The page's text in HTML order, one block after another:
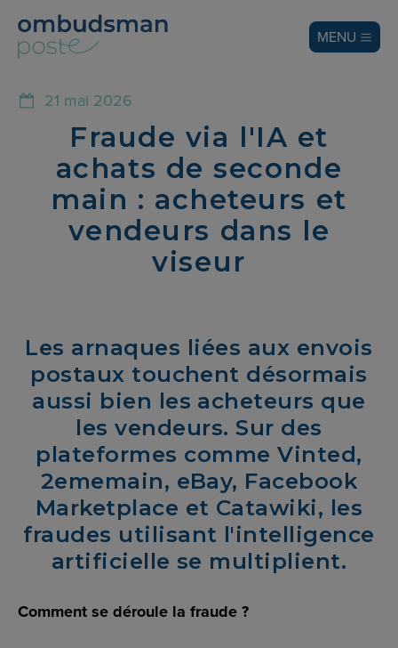
MENU
21 mai 2026
Fraude via l'IA et
achats de seconde
main : acheteurs et
vendeurs dans le
viseur
Les arnaques liées aux envois
postaux touchent désormais
aussi bien les acheteurs que
les vendeurs. Sur des
plateformes comme Vinted,
2ememain, eBay, Facebook
Marketplace et Catawiki, les
fraudes utilisant l'intelligence
artificielle se multiplient.
Comment se déroule la fraude ?